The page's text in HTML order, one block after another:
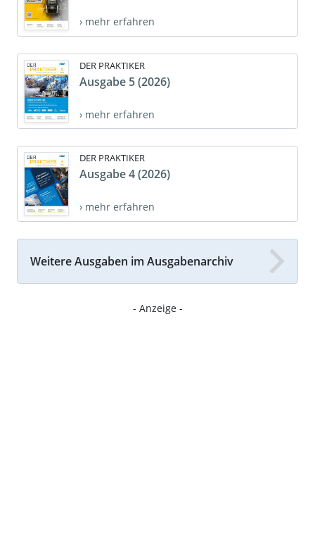
› mehr erfahren
DER PRAKTIKER
Ausgabe 5 (2026)
› mehr erfahren
DER PRAKTIKER
Ausgabe 4 (2026)
› mehr erfahren
Weitere Ausgaben im Ausgabenarchiv
- Anzeige -